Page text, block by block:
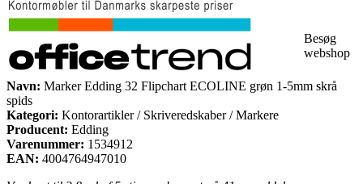
Besøg
webshop
Navn: Marker Edding 32 Flipchart ECOLINE grøn 1-5mm skrå
spids
Kategori: Kontorartikler / Skriveredskaber / Markere
Producent: Edding
Varenummer: 1534912
EAN: 4004764947010